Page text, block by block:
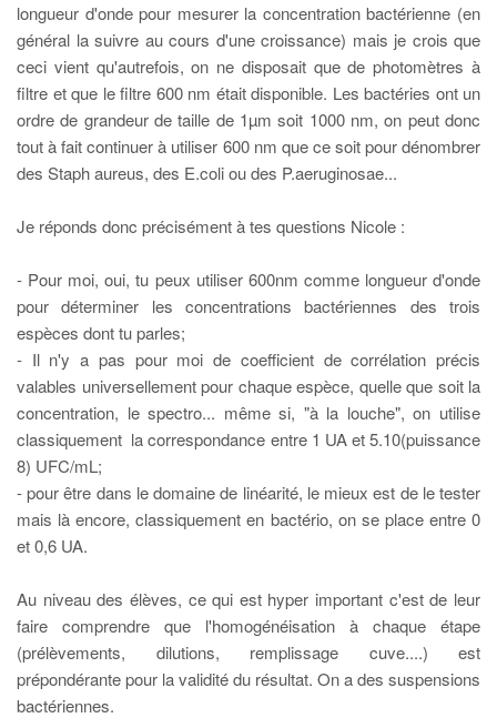
longueur d'onde pour mesurer la concentration bactérienne (en
général la suivre au cours d'une croissance) mais je crois que
ceci vient qu'autrefois, on ne disposait que de photomètres à
filtre et que le filtre 600 nm était disponible. Les bactéries ont un
ordre de grandeur de taille de 1µm soit 1000 nm, on peut donc
tout à fait continuer à utiliser 600 nm que ce soit pour dénombrer
des Staph aureus, des E.coli ou des P.aeruginosae...
Je réponds donc précisément à tes questions Nicole :
- Pour moi, oui, tu peux utiliser 600nm comme longueur d'onde
pour déterminer les concentrations bactériennes des trois
espèces dont tu parles;
- Il n'y a pas pour moi de coefficient de corrélation précis
valables universellement pour chaque espèce, quelle que soit la
concentration, le spectro... même si, "à la louche", on utilise
classiquement la correspondance entre 1 UA et 5.10(puissance
8) UFC/mL;
- pour être dans le domaine de linéarité, le mieux est de le tester
mais là encore, classiquement en bactério, on se place entre 0
et 0,6 UA.
Au niveau des élèves, ce qui est hyper important c'est de leur
faire comprendre que l'homogénéisation à chaque étape
(prélèvements, dilutions, remplissage cuve....) est
prépondérante pour la validité du résultat. On a des suspensions
bactériennes.